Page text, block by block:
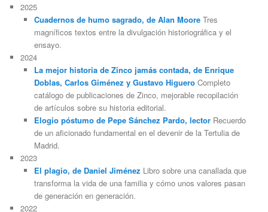
2025
Cuadernos de humo sagrado, de Alan MooreTres
magníficos textos entre la divulgación historiográfica y el
ensayo.
2024
La mejor historia de Zinco jamás contada, de Enrique
Doblas, Carlos Giménez y Gustavo HigueroCompleto
catálogo de publicaciones de Zinco, mejorable recopilación
de artículos sobre su historia editorial.
Elogio póstumo de Pepe Sánchez Pardo, lectorRecuerdo
de un aficionado fundamental en el devenir de la Tertulia de
Madrid.
2023
El plagio, de Daniel Jiménez Libro sobre una canallada que
transforma la vida de una familia y cómo unos valores pasan
de generación en generación.
2022